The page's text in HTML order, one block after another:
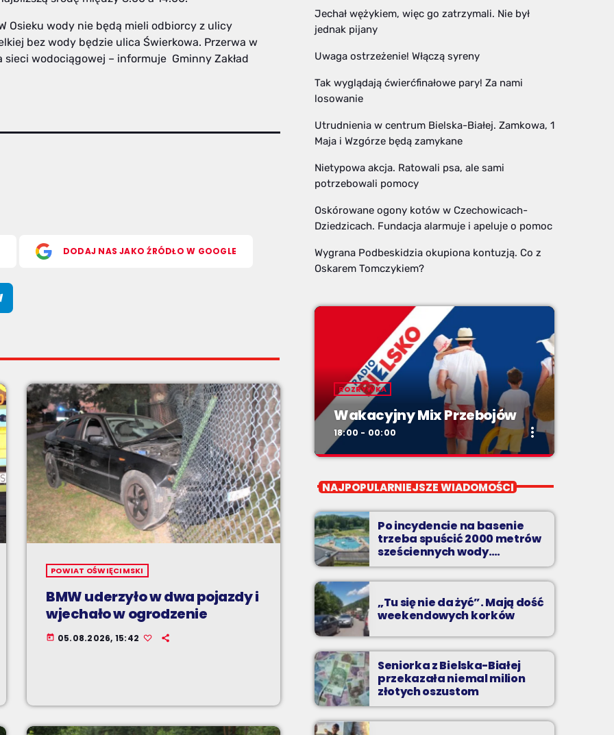
Osieku wody nie będą mieli odbiorcy z ulicy
bez wody będzie ulica Świerkowa. Przerwa w
wodociągowej – informuje Gminny Zakład
DODAJ NAS JAKO ŹRÓDŁO W GOOGLE
POWIAT OŚWIĘCIMSKI
BMW uderzyło w dwa pojazdy i
wjechało w ogrodzenie
today 05.08.2026, 15:42
Jechał wężykiem, więc go zatrzymali. Nie był
jednak pijany
Uwaga ostrzeżenie! Włączą syreny
Tak wyglądają ćwierćfinałowe pary! Za nami
losowanie
Utrudnienia w centrum Bielska-Białej. Zamkowa, 1
Maja i Wzgórze będą zamykane
Nietypowa akcja. Ratowali psa, ale sami
potrzebowali pomocy
Oskórowane ogony kotów w Czechowicach-
Dziedzicach. Fundacja alarmuje i apeluje o pomoc
Wygrana Podbeskidzia okupiona kontuzją. Co z
Oskarem Tomczykiem?
ROZRYWKA
Wakacyjny Mix Przebojów
18:00 - 00:00 more_vert
Wakacyjny Mix Przebojów
to najgorętsze hity lata, muzyczne plażowe
perełki, wspomnienia letnich przebojów,
nowości i premiery oraz Wasze pozdrowienia
z wakacji!
NAJPOPULARNIEJSZE WIADOMOŚCI
Po incydencie na basenie
trzeba spuścić 2000 metrów
sześciennych wody.
„Ogromne koszty i ogromna
praca”
„Tu się nie da żyć”. Mają dość
weekendowych korków
Seniorka z Bielska-Białej
przekazała niemal milion
złotych oszustom